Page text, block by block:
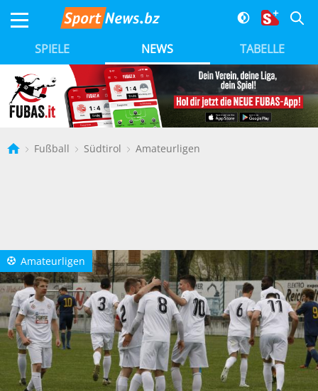
SPIELE NEWS TABELLE
Fußball Südtirol Amateurligen
a Amateurligen